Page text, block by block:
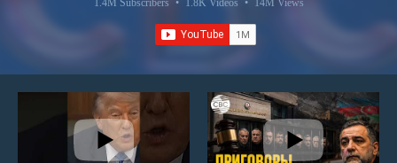
1.4M Subscribers • 1.8K Videos • 14M Views